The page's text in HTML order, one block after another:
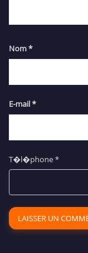
Nom*
E-mail*
T�l�phone*